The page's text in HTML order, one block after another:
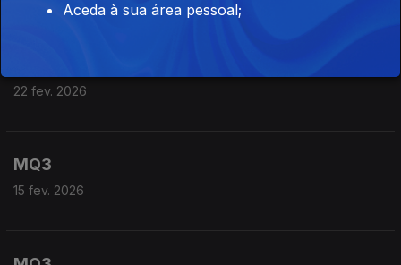
22 fev. 2026
MQ3
15 fev. 2026
Aceda à sua área pessoal;